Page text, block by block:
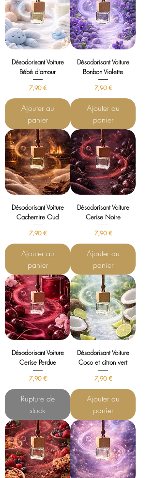
Désodorisant Voiture
Bébé d'amour
Prix
7,90 €
Ajouter au
panier
Désodorisant Voiture
Bonbon Violette
Prix
7,90 €
Ajouter au
panier
Désodorisant Voiture
Cachemire Oud
Prix
7,90 €
Ajouter au
panier
Désodorisant Voiture
Cerise Noire
Prix
7,90 €
Ajouter au
panier
Désodorisant Voiture
Cerise Perdue
Prix
7,90 €
Rupture de
stock
Désodorisant Voiture
Coco et citron vert
Prix
7,90 €
Ajouter au
panier